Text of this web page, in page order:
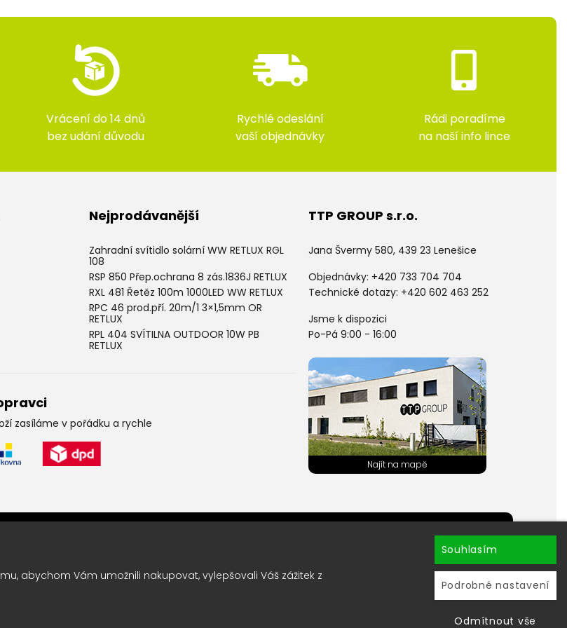
Vrácení do 14 dnů
bez udání důvodu
Rychlé odeslání
vaší objednávky
Rádi poradíme
na naší info lince
Nejprodávanější
Zahradní svítidlo solární WW RETLUX RGL
108
RSP 850 Přep.ochrana 8 zás.1836J RETLUX
RXL 481 Řetěz 100m 1000LED WW RETLUX
RPC 46 prod.pří. 20m/1 3×1,5mm OR
RETLUX
RPL 404 SVÍTILNA OUTDOOR 10W PB
RETLUX
zasíláme v pořádku a rychle
TTP GROUP s.r.o.
Jana Švermy 580, 439 23 Lenešice
Objednávky: +420 733 704 704
Technické dotazy: +420 602 463 252
Jsme k dispozici
Po-Pá 9:00 - 16:00
Používáme soubory cookie
abychom Vám umožnili nakupovat, vylepšovali Váš zážitek z
Souhlasím
Podrobné nastavení
Odmítnout vše